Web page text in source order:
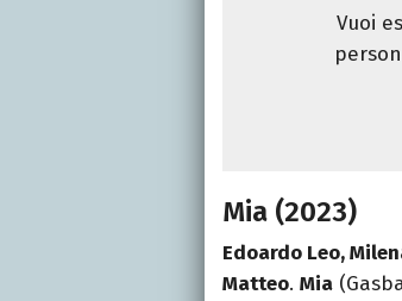
Vuoi
Mia (2023)
Edoardo Leo,
Matteo. Mia